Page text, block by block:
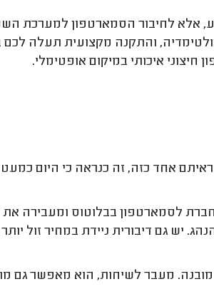
אלא לחיבור הסמארטפון למערכת
והתקנה מקצועית תעלה לכם
איכותי במיקום אופטימלי.
אחד כזה, זה כנראה כי היום
לסמארטפון בבלוטוס ומעבירה
יש גם דיבורית ניידת במחיר זול
מעבר לשיחות, הוא מאפשר גם